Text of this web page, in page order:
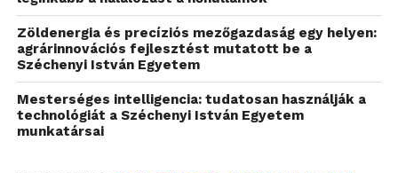
Szakmai projektelemként létrejött egy saját
tervezésű műhold, egy egyedi tervezésű szerver- és
rendszerarchitektúra, valamint egy webalkalmazás,
amely lehetővé teszi az országos talajnedvesség-
eloszlás lekérdezhetőségét. A projekt két
Zöldenergia és precíziós mezőgazdaság egy helyen:
agrárinnovációs fejlesztést mutatott be a
Széchenyi István Egyetem
Mesterséges intelligencia: tudatosan használják a
technológiát a Széchenyi István Egyetem
munkatársai